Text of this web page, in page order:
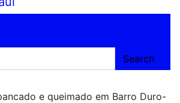
Search
e queimado em Barro Duro-